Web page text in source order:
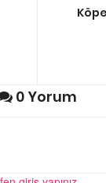
0 Yorum